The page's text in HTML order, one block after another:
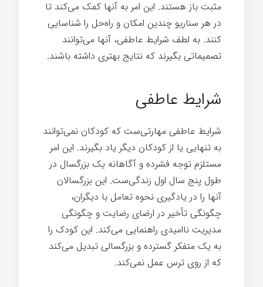
مثبت باز هستند. این امر به آنها کمک می‌کند تا
در هر سناریو چندین امکان و راه‌حل را شناسایی
کنند. به لطف شرایط عاطفی، آنها می‌توانند
تصمیماتی بگیرند که نتایج بهتری داشته باشند.
شرایط عاطفی
شرایط عاطفی مهارتی‌ست که کودکان نمی‌توانند
به تنهایی یا از کودکان دیگر یاد بگیرند. این امر
مستلزم توجه فشرده و آگاهانه یک بزرگسال در
طول پنج سال اول زندگی‌ست. این بزرگسالان
آنها را در یادگیری نحوه تعامل با دیگران،
چگونگی تأخیر در ارضای رضایت و چگونگی
مدیریت ناامیدی راهنمایی می‌کند. این کودک را
به یک متفکر گسترده و بزرگسالی تبدیل می‌کند
که از روی ترس عمل نمی‌کند.